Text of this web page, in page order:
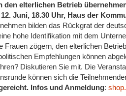
den elterlichen Betrieb
Juni, 18.30 Uhr, Haus der
bilden das Rückgrat der
hohe Identifikation mit dem
Frauen zögern, den elterlichen
Empfehlungen können
Diskutieren Sie mit. Die
können sich die
Infos und Anmeldung: